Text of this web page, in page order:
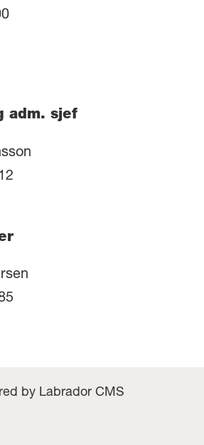
adm. sjef
by Labrador CMS